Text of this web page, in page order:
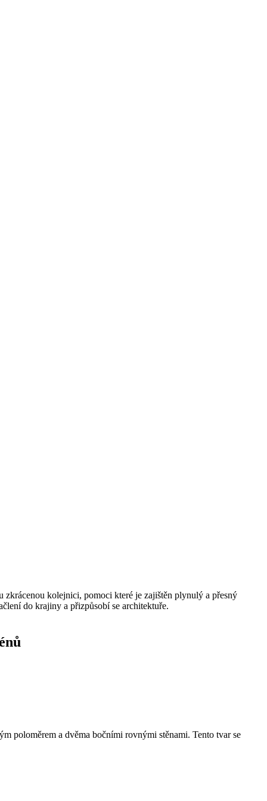
kolejnici, pomoci které je zajištěn plynulý a přesný
do krajiny a přizpůsobí se architektuře.
poloměrem a dvěma bočními rovnými stěnami. Tento tvar se